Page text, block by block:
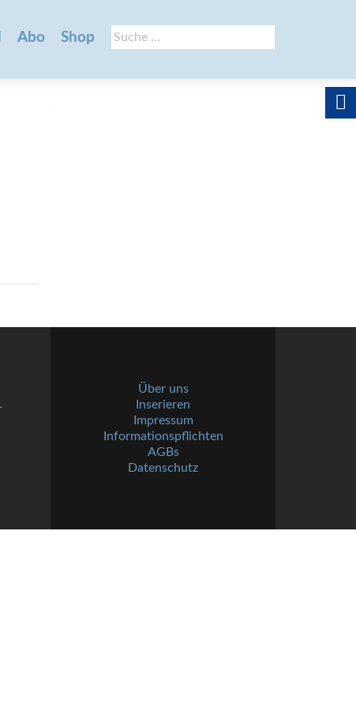
Suche
nach:
Abo Shop
Über uns
Inserieren
Impressum
Informationspflichten
AGBs
Datenschutz